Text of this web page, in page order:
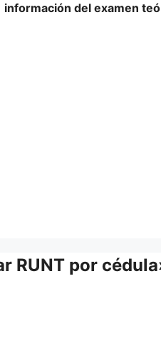
información del examen
RUNT por